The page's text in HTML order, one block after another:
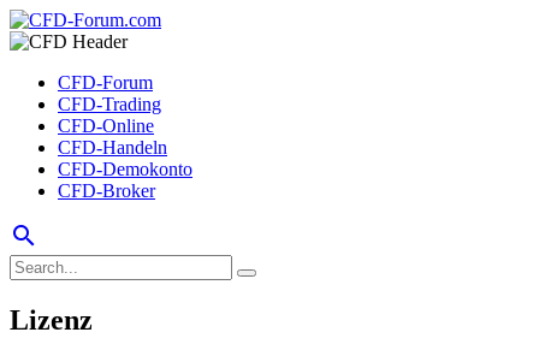
CFD-Forum
CFD-Trading
CFD-Online
CFD-Handeln
CFD-Demokonto
CFD-Broker
search
Lizenz